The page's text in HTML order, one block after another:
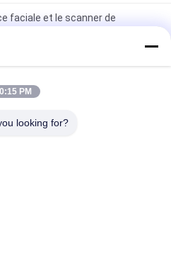
faciale et le scanner de
d'intérieur de Digital montre
pouces affichage de menu
PM
looking for?